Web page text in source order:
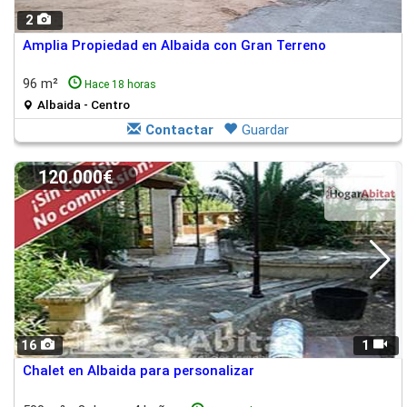
2
Amplia Propiedad en Albaida con Gran Terreno
96 m² Hace 18 horas
Albaida - Centro
Contactar Guardar
16 1
120.000€
Chalet en Albaida para personalizar